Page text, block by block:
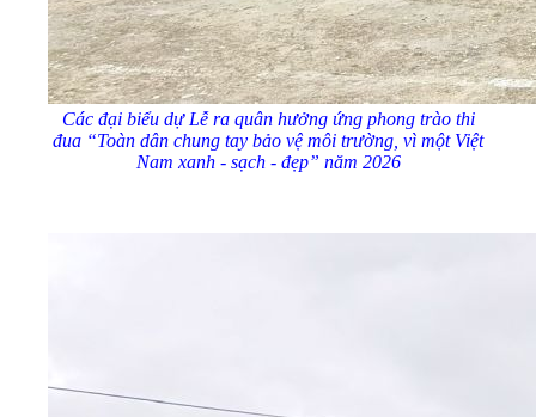
Các đại biểu dự Lễ ra quân hưởng ứng phong trào thi
đua “Toàn dân chung tay bảo vệ môi trường, vì một Việt
Nam xanh - sạch - đẹp” năm 2026